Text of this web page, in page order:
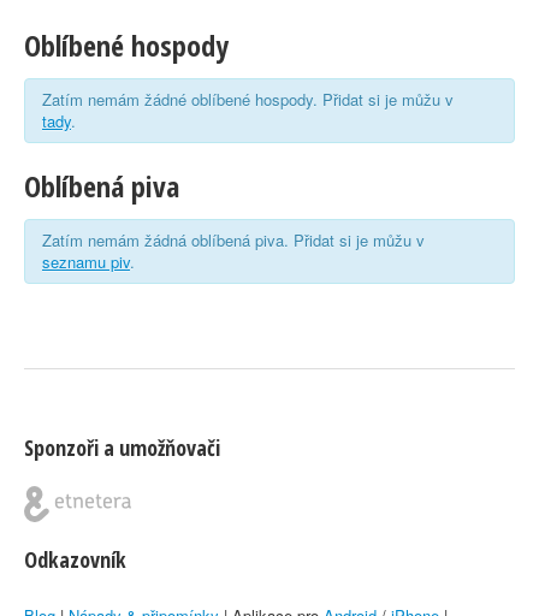
Oblíbené hospody
Zatím nemám žádné oblíbené hospody. Přidat si je můžu v
tady.
Oblíbená piva
Zatím nemám žádná oblíbená piva. Přidat si je můžu v
seznamu piv.
Sponzoři a umožňovači
Odkazovník